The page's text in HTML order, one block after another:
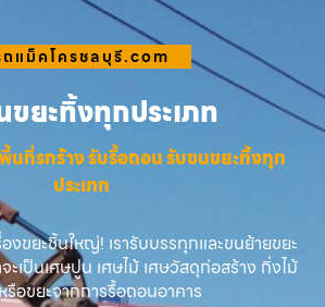
ถแม็คโครชลบุรี.com
ขยะทิ้งทุกประเภท
นที่รกร้าง รับรื้อถอน รับขนขยะทิ้งทุก
ประเภท
ขยะชิ้นใหญ่! เรารับบรรทุกและขนย้ายขยะ
ะเป็นเศษปูน เศษไม้ เศษวัสดุก่อสร้าง กิ่งไม้
อขยะจากการรื้อถอนอาคาร